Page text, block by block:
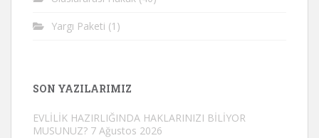
Yargı Paketi (1)
SON YAZILARIMIZ
EVLİLİK HAZIRLIĞINDA HAKLARINIZI BİLİYOR
MUSUNUZ? 7 Ağustos 2026